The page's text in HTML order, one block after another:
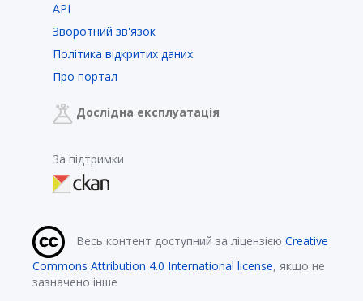
API
Зворотний зв'язок
Політика відкритих даних
Про портал
Дослідна експлуатація
За підтримки
Весь контент доступний за ліцензією Creative
Commons Attribution 4.0 International license, якщо не
зазначено інше